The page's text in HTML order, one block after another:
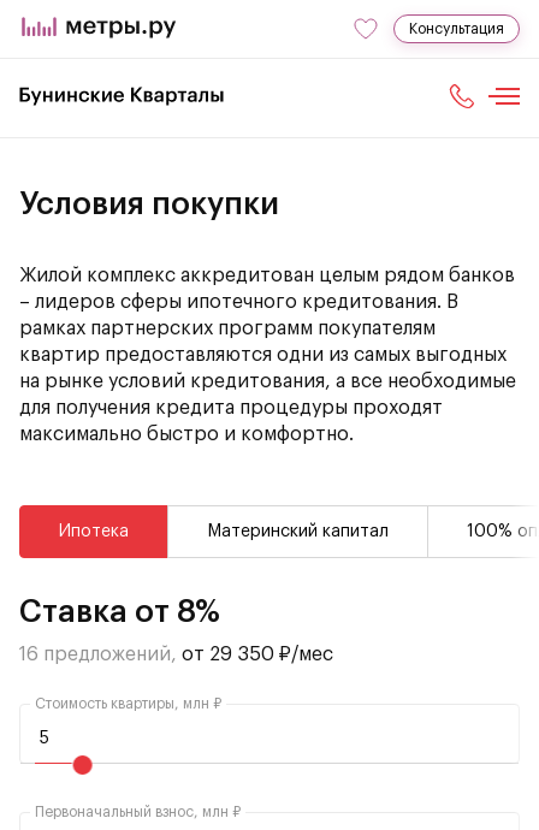
Консультация
Условия покупки
Жилой комплекс аккредитован целым рядом банков
– лидеров сферы ипотечного кредитования. В
рамках партнерских программ покупателям
квартир предоставляются одни из самых выгодных
на рынке условий кредитования, а все необходимые
для получения кредита процедуры проходят
максимально быстро и комфортно.
Ипотека Материнский капитал 100%
Ставка от 8%
16 предложений, от 29 350 ₽/мес
Стоимость квартиры, млн ₽
Первоначальный взнос, млн ₽